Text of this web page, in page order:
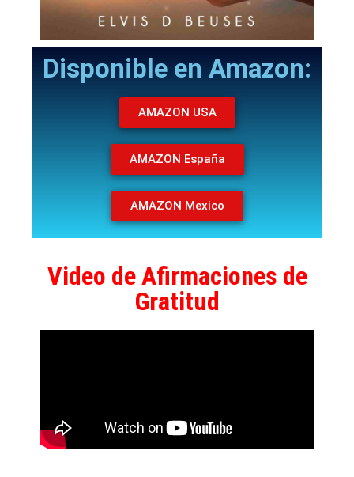
Disponible en Amazon:
AMAZON USA
AMAZON España
AMAZON Mexico
Video de Afirmaciones de
Gratitud